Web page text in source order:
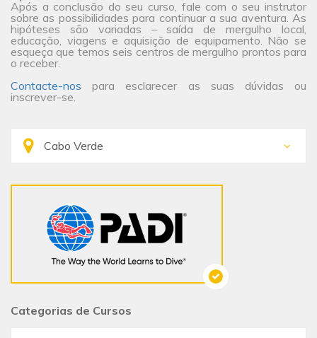
Após a conclusão do seu curso, fale com o seu instrutor
sobre as possibilidades para continuar a sua aventura. As
hipóteses são variadas – saída de mergulho local,
educação, viagens e aquisição de equipamento. Não se
esqueça que temos seis centros de mergulho prontos para
o receber.
Contacte-nos para esclarecer as suas dúvidas ou
inscrever-se.
Categorias de Cursos